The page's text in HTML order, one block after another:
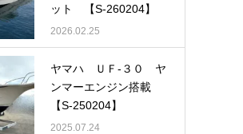
ット 【S-260204】
2026.02.25
ヤマハ ＵＦ-３０ ヤ
ンマーエンジン搭載
【S-250204】
2025.07.24